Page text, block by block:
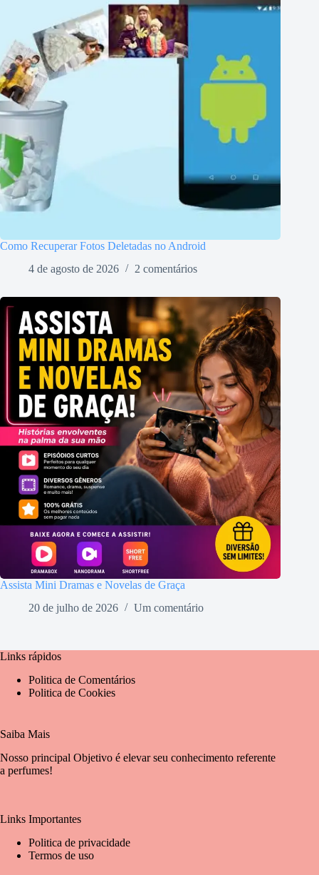
Como Recuperar Fotos Deletadas no Android
4 de agosto de 2026
2 comentários
Assista Mini Dramas e Novelas de Graça
20 de julho de 2026
Um comentário
Links rápidos
Politica de Comentários
Politica de Cookies
Saiba Mais
Nosso principal Objetivo é elevar seu conhecimento referente
a perfumes!
Links Importantes
Politica de privacidade
Termos de uso